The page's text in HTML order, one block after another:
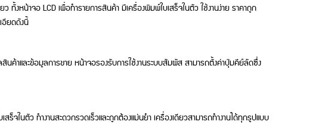
งหน้าจอ LCD เพื่อทำรายการสินค้า มีเครื่องพิมพ์ใบเสร็จในตัว ใช้งานง่าย ราคาถูก
อียดดังนี้
าและข้อมูลการขาย หน้าจอรองรับการใช้งานระบบสัมผัส สามารถตั้งค่าปุ่มคีย์ลัดซึ่ง
ร็จในตัว ทำงานสะดวกรวดเร็วและถูกต้องแม่นยำ เครื่องเดียวสามารถทำงานได้ทุกรูปแบบ